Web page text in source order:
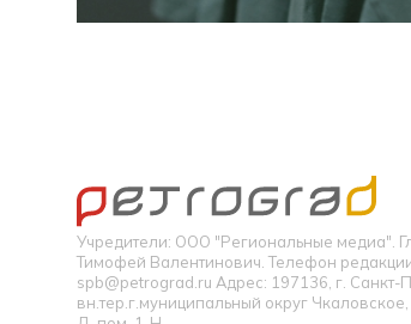
Учредители: ООО "Региональные медиа".
Тимофей Валентинович. Телефон
spb@petrograd.ru Адрес: 197136, г. Санкт-
вн.тер.г.муниципальный округ